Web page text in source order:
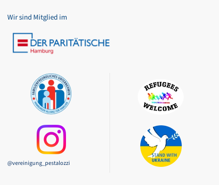
Wir sind Mitglied im
@vereinigung_pestalozzi